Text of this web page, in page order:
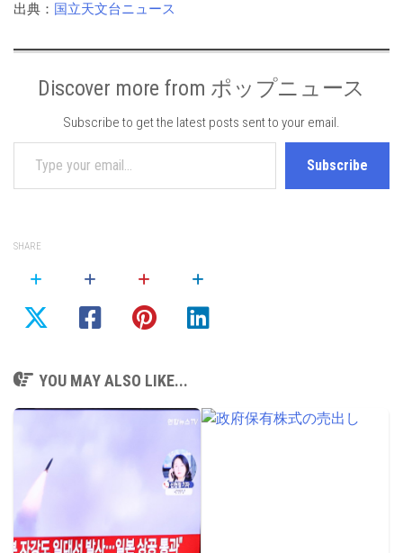
出典： 国立天文台ニュース
Discover more from ポップニュース
Subscribe to get the latest posts sent to your email.
Type your email…
Subscribe
SHARE
YOU MAY ALSO LIKE...